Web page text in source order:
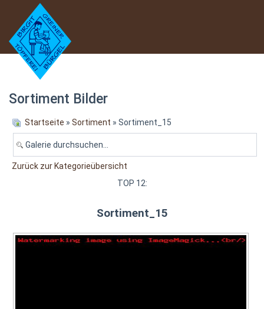
Sortiment Bilder
Startseite » Sortiment » Sortiment_15
Zurück zur Kategorieübersicht
TOP 12:
Sortiment_15